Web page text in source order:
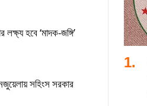
হবে ‘মাদক-জঙ্গি’
সহিংস সরকার